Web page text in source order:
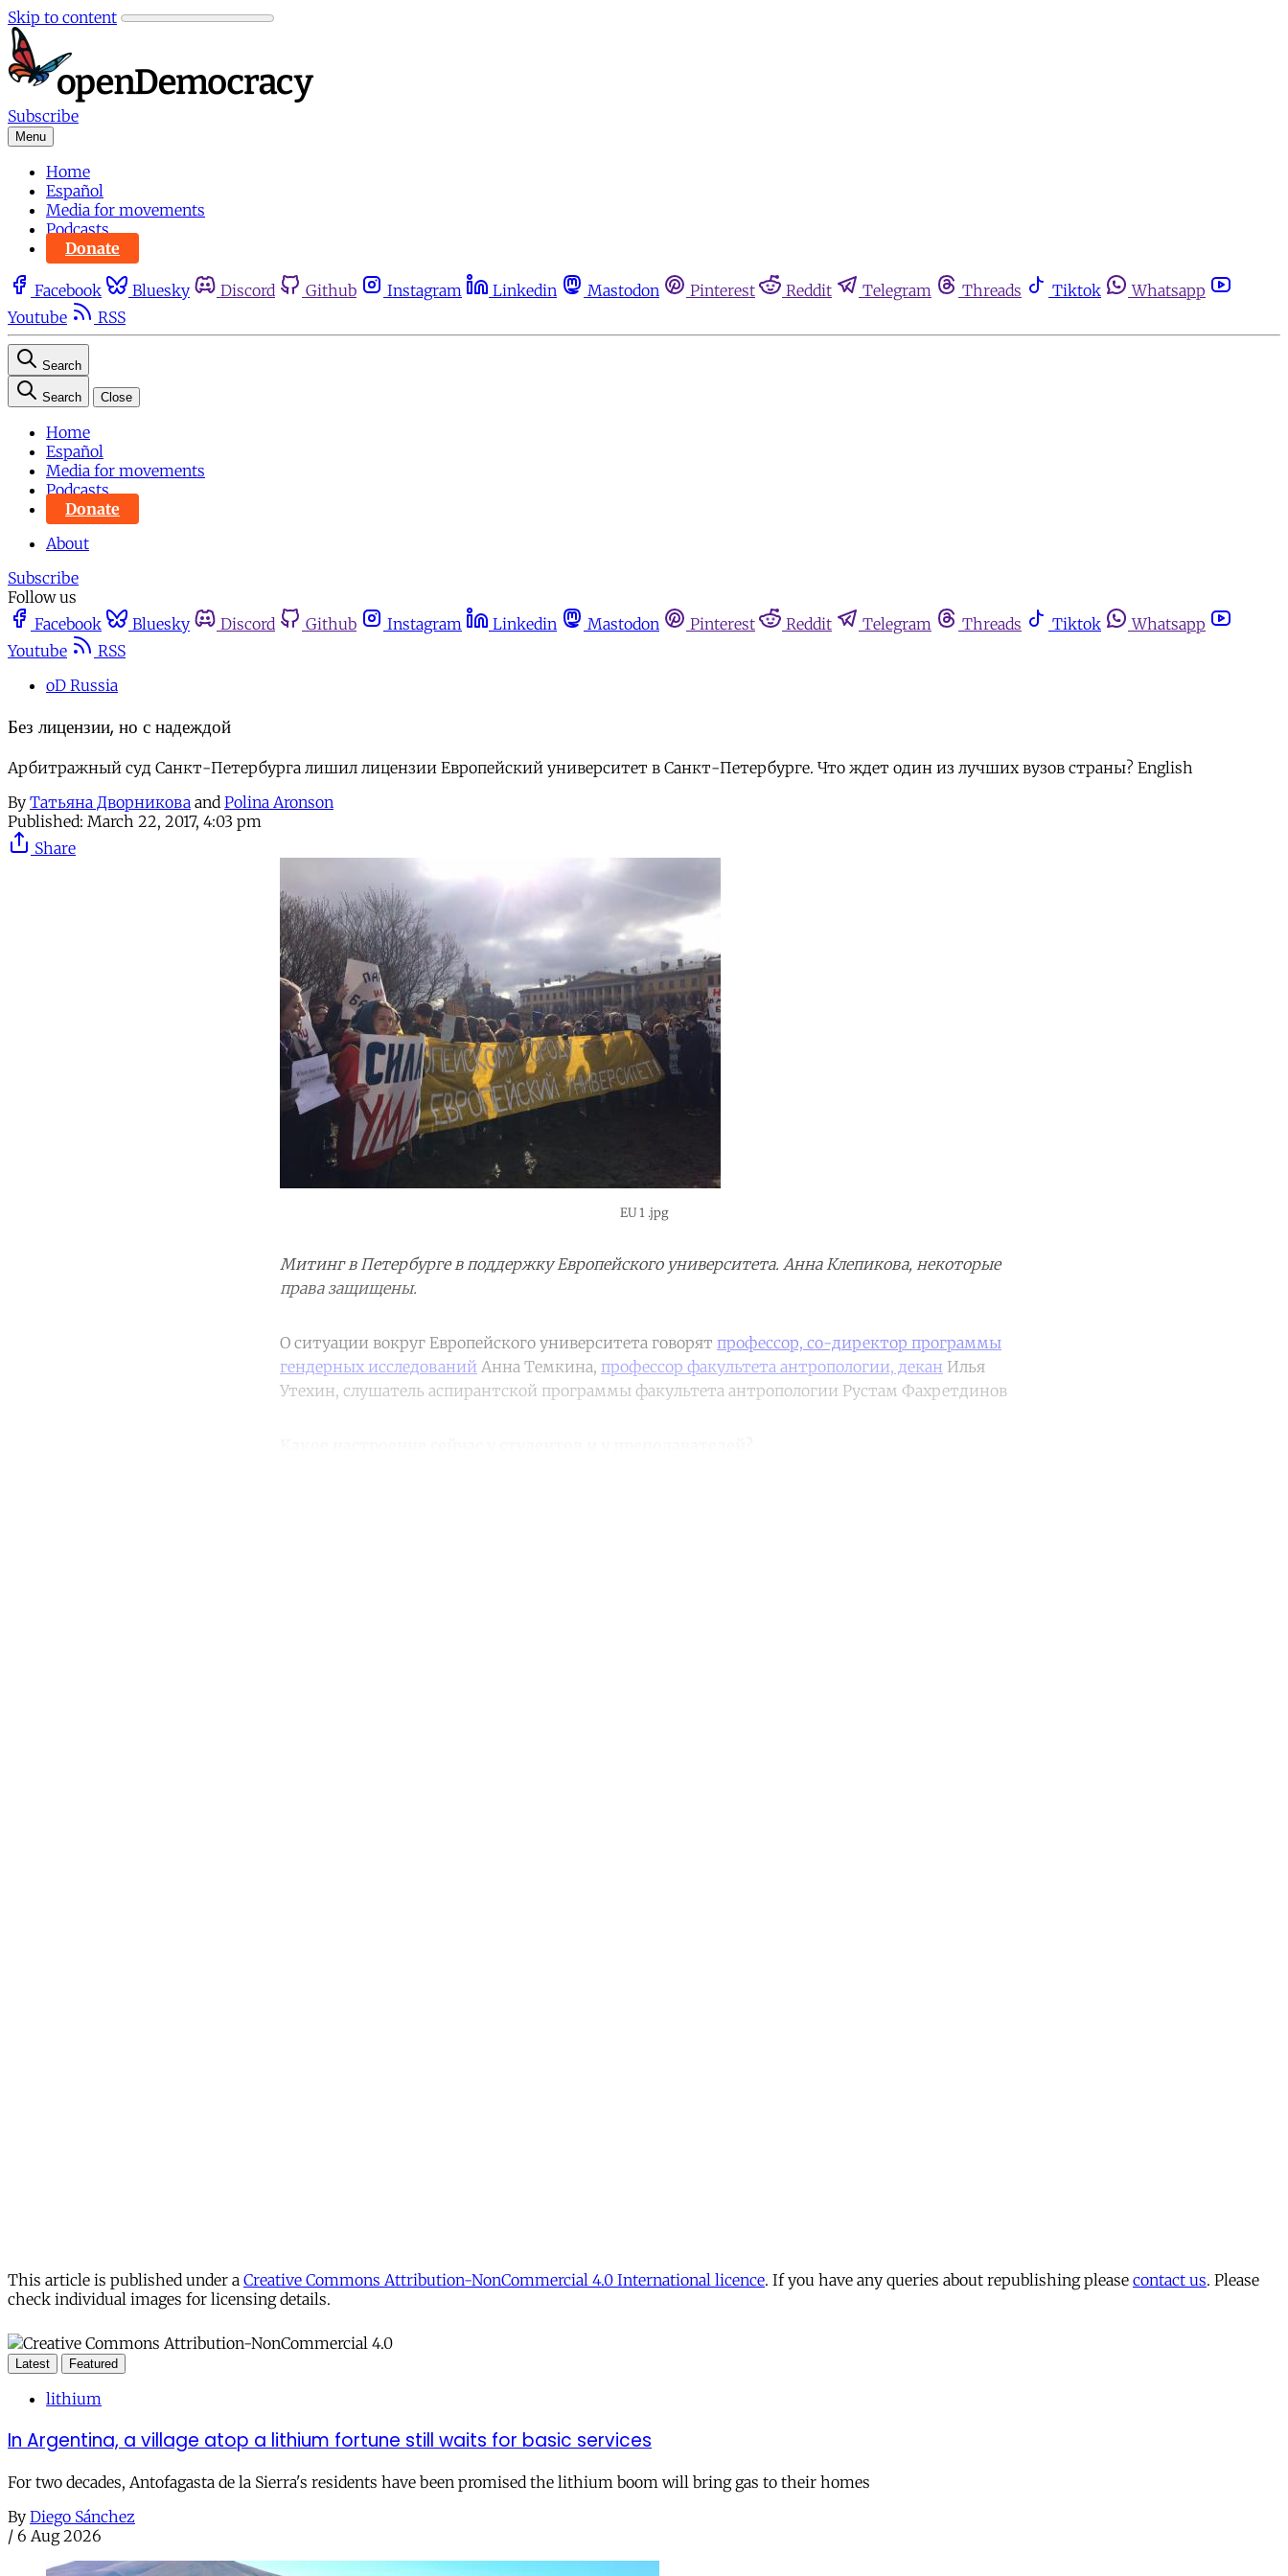
Skip to content
Subscribe
Menu
Home
Español
Media for movements
Podcasts
Donate
Facebook Bluesky Discord Github Instagram Linkedin Mastodon Pinterest Reddit Telegram Threads Tiktok
Whatsapp
Youtube
RSS
Search
Search Close
Home
Español
Media for movements
Podcasts
Donate
About
Subscribe
Follow us
Facebook
Bluesky Discord Github Instagram Linkedin Mastodon Pinterest Reddit Telegram Threads Tiktok
Whatsapp
Youtube
RSS
oD Russia
Без лицензии, но с надеждой
Арбитражный суд Санкт-Петербурга лишил лицензии Европейский университет в Санкт-Петербурге. Что ждет один из лучших вузов страны? English
By Татьяна Дворникова and Polina Aronson
Published: March 22, 2017, 4:03 pm
Share
EU 1 .jpg
Митинг в Петербурге в поддержку Европейского университета. Анна Клепикова, некоторые
права защищены.
О ситуации вокруг Европейского университета говорят профессор, со-директор программы
гендерных исследований Анна Темкина, профессор факультета антропологии, декан Илья
Утехин, слушатель аспирантской программы факультета антропологии Рустам Фахретдинов
This article is published under a Creative Commons Attribution-NonCommercial 4.0 International licence. If you have any queries about republishing please contact us. Please
check individual images for licensing details.
Latest Featured
lithium
In Argentina, a village atop a lithium fortune still waits for basic services
For two decades, Antofagasta de la Sierra's residents have been promised the lithium boom will bring gas to their homes
By Diego Sánchez
/ 6 Aug 2026